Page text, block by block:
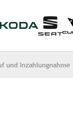
und Inzahlungnahme